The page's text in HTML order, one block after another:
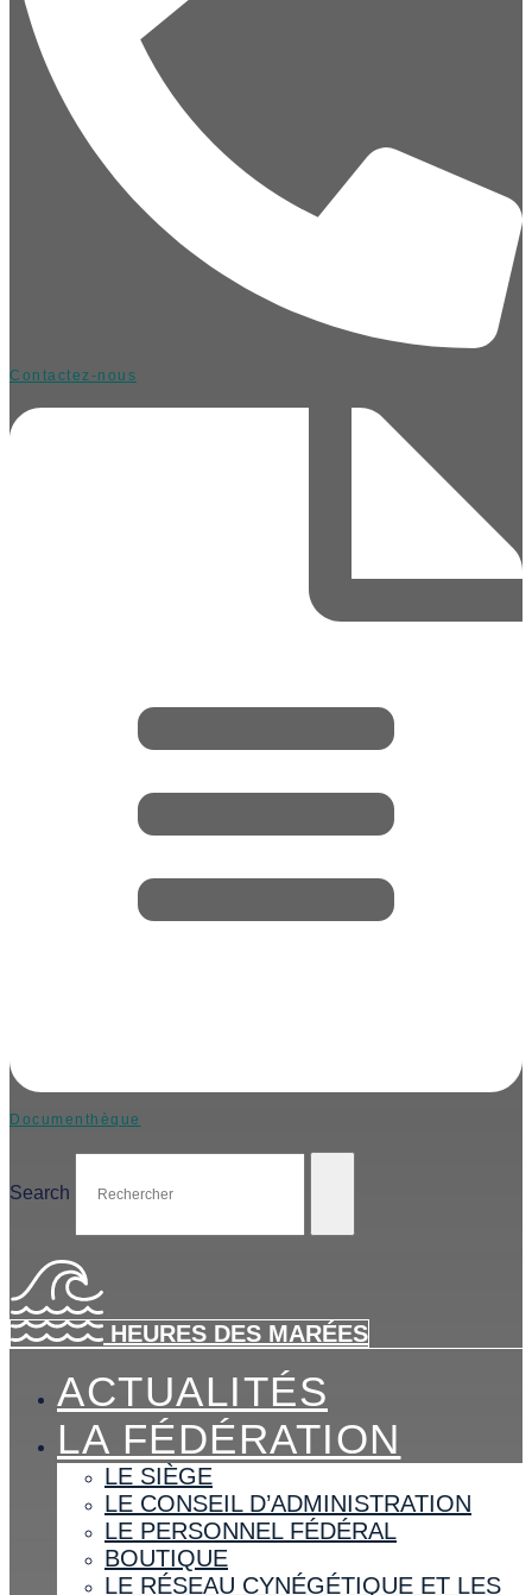
Contactez-nous
Documenthèque
Search
HEURES DES MARÉES
ACTUALITÉS
LA FÉDÉRATION
LE SIÈGE
LE CONSEIL D’ADMINISTRATION
LE PERSONNEL FÉDÉRAL
BOUTIQUE
LE RÉSEAU CYNÉGÉTIQUE ET LES